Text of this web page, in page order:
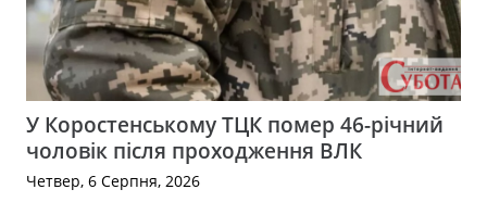
У Коростенському ТЦК помер 46-річний
чоловік після проходження ВЛК
Четвер, 6 Серпня, 2026